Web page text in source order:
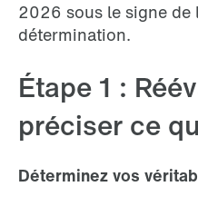
2026 sous le signe de
détermination.
Étape 1 :
préciser ce
Déterminez vos